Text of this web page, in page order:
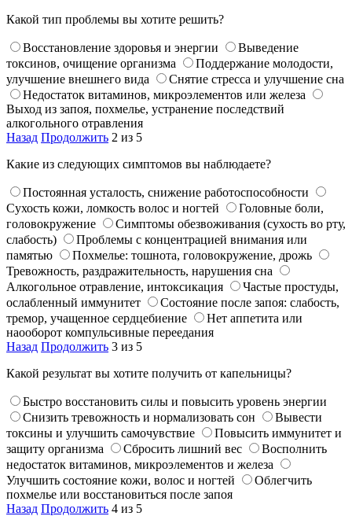
Какой тип проблемы вы хотите решить?
Восстановление здоровья и энергии
Выведение
токсинов, очищение организма
Поддержание молодости,
улучшение внешнего вида
Снятие стресса и улучшение сна
Недостаток витаминов, микроэлементов или железа
Выход из запоя, похмелье, устранение последствий
алкогольного отравления
Назад Продолжить 2 из 5
Какие из следующих симптомов вы наблюдаете?
Постоянная усталость, снижение работоспособности
Сухость кожи, ломкость волос и ногтей
Головные боли,
головокружение
Симптомы обезвоживания (сухость во рту,
слабость)
Проблемы с концентрацией внимания или
памятью
Похмелье: тошнота, головокружение, дрожь
Тревожность, раздражительность, нарушения сна
Алкогольное отравление, интоксикация
Частые простуды,
ослабленный иммунитет
Состояние после запоя: слабость,
тремор, учащенное сердцебиение
Нет аппетита или
наооборот компульсивные переедания
Назад Продолжить 3 из 5
Какой результат вы хотите получить от капельницы?
Быстро восстановить силы и повысить уровень энергии
Снизить тревожность и нормализовать сон
Вывести
токсины и улучшить самочувствие
Повысить иммунитет и
защиту организма
Сбросить лишний вес
Восполнить
недостаток витаминов, микроэлементов и железа
Улучшить состояние кожи, волос и ногтей
Облегчить
похмелье или восстановиться после запоя
Назад Продолжить 4 из 5